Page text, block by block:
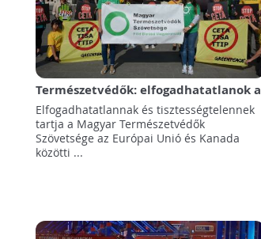
Természetvédők: elfogadhatatlanok a
multiknak adott előjogok
Elfogadhatatlannak és tisztességtelennek
tartja a Magyar Természetvédők
Szövetsége az Európai Unió és Kanada
közötti ...